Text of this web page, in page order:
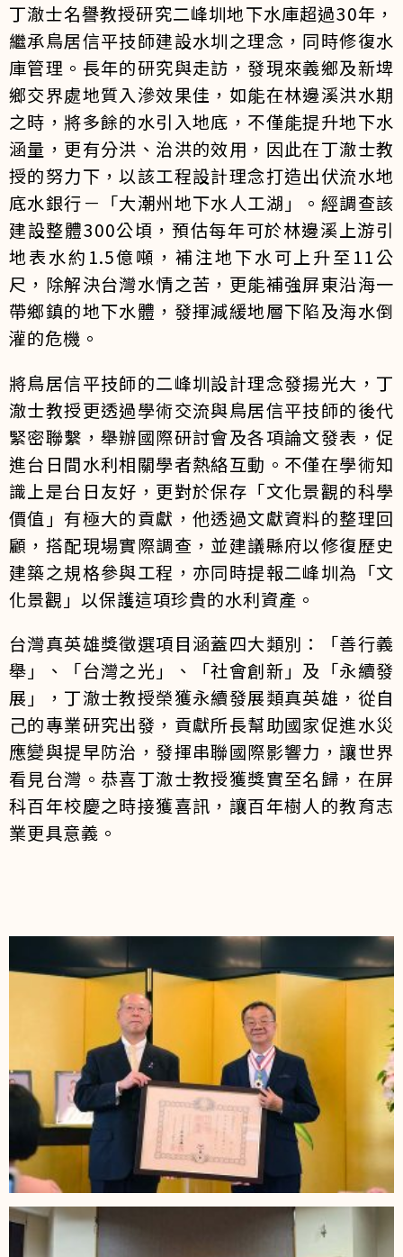
丁澈士名譽教授研究二峰圳地下水庫超過30年，
繼承鳥居信平技師建設水圳之理念，同時修復水
庫管理。長年的研究與走訪，發現來義鄉及新埤
鄉交界處地質入滲效果佳，如能在林邊溪洪水期
之時，將多餘的水引入地底，不僅能提升地下水
涵量，更有分洪、治洪的效用，因此在丁澈士教
授的努力下，以該工程設計理念打造出伏流水地
底水銀行－「大潮州地下水人工湖」。經調查該
建設整體300公頃，預估每年可於林邊溪上游引
地表水約1.5億噸，補注地下水可上升至11公
尺，除解決台灣水情之苦，更能補強屏東沿海一
帶鄉鎮的地下水體，發揮減緩地層下陷及海水倒
灌的危機。
將鳥居信平技師的二峰圳設計理念發揚光大，丁
澈士教授更透過學術交流與鳥居信平技師的後代
緊密聯繫，舉辦國際研討會及各項論文發表，促
進台日間水利相關學者熱絡互動。不僅在學術知
識上是台日友好，更對於保存「文化景觀的科學
價值」有極大的貢獻，他透過文獻資料的整理回
顧，搭配現場實際調查，並建議縣府以修復歷史
建築之規格參與工程，亦同時提報二峰圳為「文
化景觀」以保護這項珍貴的水利資產。
台灣真英雄獎徵選項目涵蓋四大類別：「善行義
舉」、「台灣之光」、「社會創新」及「永續發
展」，丁澈士教授榮獲永續發展類真英雄，從自
己的專業研究出發，貢獻所長幫助國家促進水災
應變與提早防治，發揮串聯國際影響力，讓世界
看見台灣。恭喜丁澈士教授獲獎實至名歸，在屏
科百年校慶之時接獲喜訊，讓百年樹人的教育志
業更具意義。